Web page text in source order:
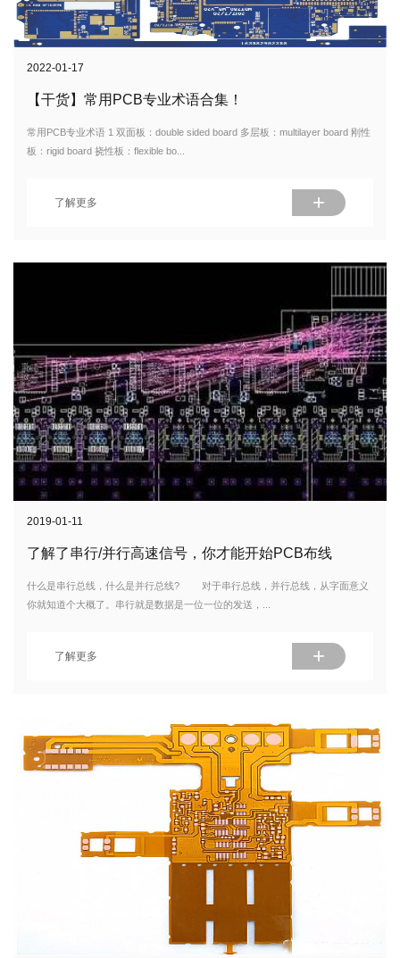
2022-01-17
【干货】常用PCB专业术语合集！
常用PCB专业术语 1 双面板：double sided board 多层板：multilayer board 刚性
板：rigid board 挠性板：flexible bo...
了解更多 +
2019-01-11
了解了串行/并行高速信号，你才能开始PCB布线
什么是串行总线，什么是并行总线? 对于串行总线，并行总线，从字面意义
你就知道个大概了。串行就是数据是一位一位的发送，...
了解更多 +